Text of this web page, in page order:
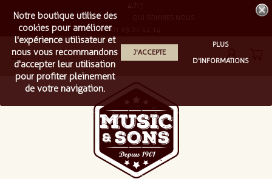
LIVRAISON QUI SOMMES NOUS
4.7
01 69 21 44 14

Notre boutique utilise des
cookies pour améliorer
l'expérience utilisateur et
nous vous recommandons
d'accepter leur utilisation
pour profiter pleinement
de votre navigation.
J'ACCEPTE
PLUS
D'INFORMATIONS